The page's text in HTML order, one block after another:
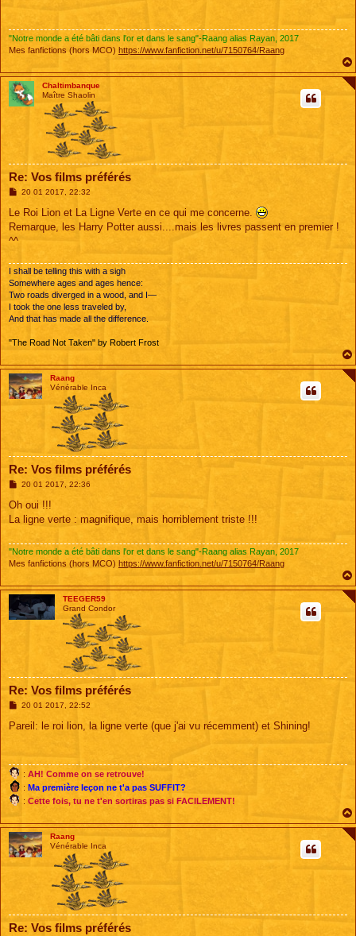
"Notre monde a été bâti dans l'or et dans le sang"-Raang alias Rayan, 2017
Mes fanfictions (hors MCO) https://www.fanfiction.net/u/7150764/Raang
Chaltimbanque
Maître Shaolin
Re: Vos films préférés
M
s
a
g
20 01 2017, 22:32
Le Roi Lion et La Ligne Verte en ce qui me concerne.
Remarque, les Harry Potter aussi....mais les livres passent en premier !
^^
I shall be telling this with a sigh
Somewhere ages and ages hence:
Two roads diverged in a wood, and I—
I took the one less traveled by,
And that has made all the difference.
"The Road Not Taken" by Robert Frost
Raang
Vénérable Inca
Re: Vos films préférés
M
s
a
20 01 2017, 22:36
Oh oui !!!
La ligne verte : magnifique, mais horriblement triste !!!
"Notre monde a été bâti dans l'or et dans le sang"-Raang alias Rayan, 2017
Mes fanfictions (hors MCO) https://www.fanfiction.net/u/7150764/Raang
TEEGER59
Grand Condor
Re: Vos films préférés
M
s
20 01 2017, 22:52
Pareil: le roi lion, la ligne verte (que j'ai vu récemment) et Shining!
: AH! Comme on se retrouve!
: Ma première leçon ne t'a pas SUFFIT?
: Cette fois, tu ne t'en sortiras pas si FACILEMENT!
Raang
Vénérable Inca
Re: Vos films préférés